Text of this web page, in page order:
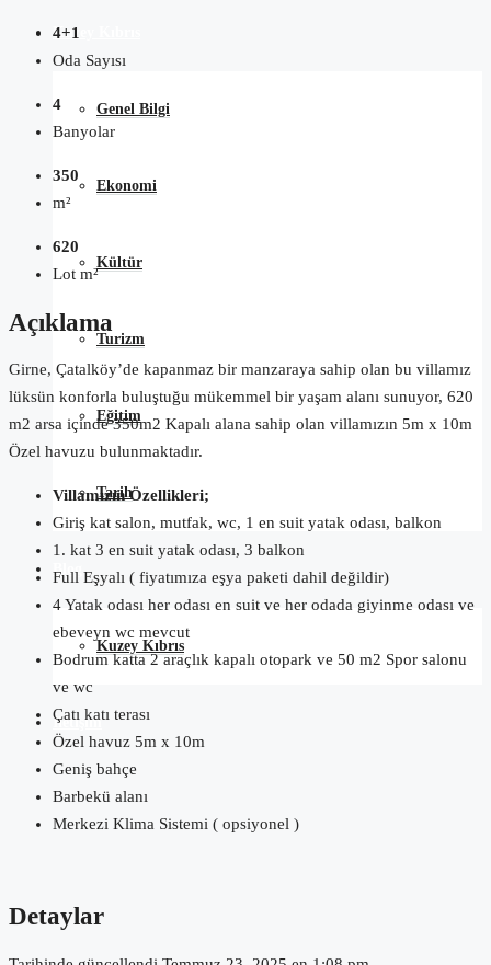
Kuzey Kıbrıs
Genel Bilgi
Ekonomi
Kültür
Turizm
Eğitim
Tarih
Blog
Kuzey Kıbrıs
İletişim
4+1
Oda Sayısı
4
Banyolar
350
m²
620
Lot m²
Açıklama
Girne, Çatalköy’de kapanmaz bir manzaraya sahip olan bu villamız
lüksün konforla buluştuğu mükemmel bir yaşam alanı sunuyor, 620
m2 arsa içinde 350m2 Kapalı alana sahip olan villamızın 5m x 10m
Özel havuzu bulunmaktadır.
Villamızın Özellikleri;
Giriş kat salon, mutfak, wc, 1 en suit yatak odası, balkon
1. kat 3 en suit yatak odası, 3 balkon
Full Eşyalı ( fiyatımıza eşya paketi dahil değildir)
4 Yatak odası her odası en suit ve her odada giyinme odası ve
ebeveyn wc mevcut
Bodrum katta 2 araçlık kapalı otopark ve 50 m2 Spor salonu
ve wc
Çatı katı terası
Özel havuz 5m x 10m
Geniş bahçe
Barbekü alanı
Merkezi Klima Sistemi ( opsiyonel )
Detaylar